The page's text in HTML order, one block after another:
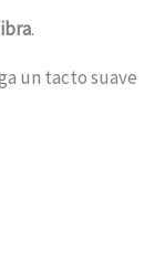
.
un tacto suave